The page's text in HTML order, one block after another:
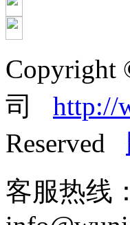
Copyright
司 http://
Reserved
客服热线